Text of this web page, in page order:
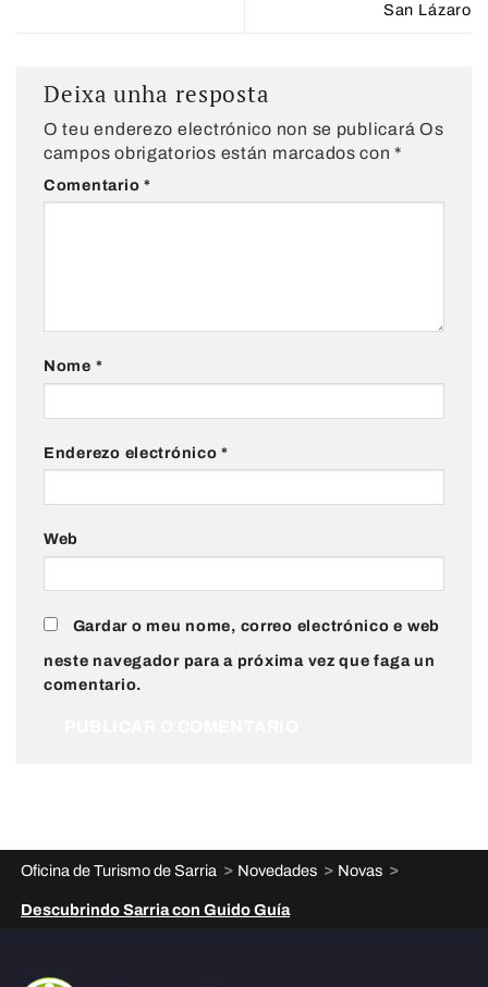
San Lázaro
Deixa unha resposta
O teu enderezo electrónico non se publicará Os
campos obrigatorios están marcados con *
Comentario*
Nome *
Enderezo electrónico*
Web
Gardar o meu nome, correo electrónico e web
neste navegador para a próxima vez que faga un
comentario.
Oficina de Turismo de Sarria > Novedades > Novas >
Descubrindo Sarria con Guido Guía